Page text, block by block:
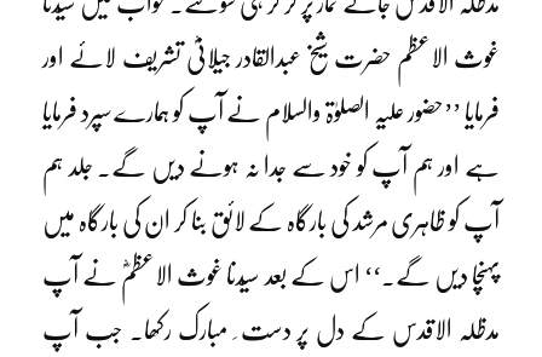
غوث الاعظم حضرت شیخ عبدالقادر جیلانیؓ تشریف لائے اور
فرمایا ’’حضور علیہ الصلوٰۃ والسلام نے آپ کو ہمارے سپرد فرمایا
ہے اور ہم آپ کو خود سے جدا نہ ہونے دیں گے۔ جلد ہم
آپ کو ظاہری مرشد کی بارگاہ کے لائق بنا کر ان کی بارگاہ میں
پہنچا دیں گے۔‘‘ اس کے بعد سیّدنا غوث الاعظمؓ نے آپ
مدظلہ الاقدس کے دل پر دست ِ مبارک رکھا۔ جب آپ